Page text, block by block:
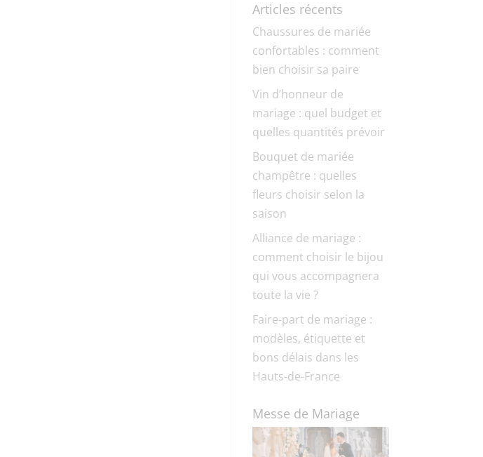
Articles récents
Chaussures de mariée
confortables : comment
bien choisir sa paire
Vin d’honneur de
mariage : quel budget et
quelles quantités prévoir
Bouquet de mariée
champêtre : quelles
fleurs choisir selon la
saison
Alliance de mariage :
comment choisir le bijou
qui vous accompagnera
toute la vie ?
Faire-part de mariage :
modèles, étiquette et
bons délais dans les
Hauts-de-France
Messe de Mariage